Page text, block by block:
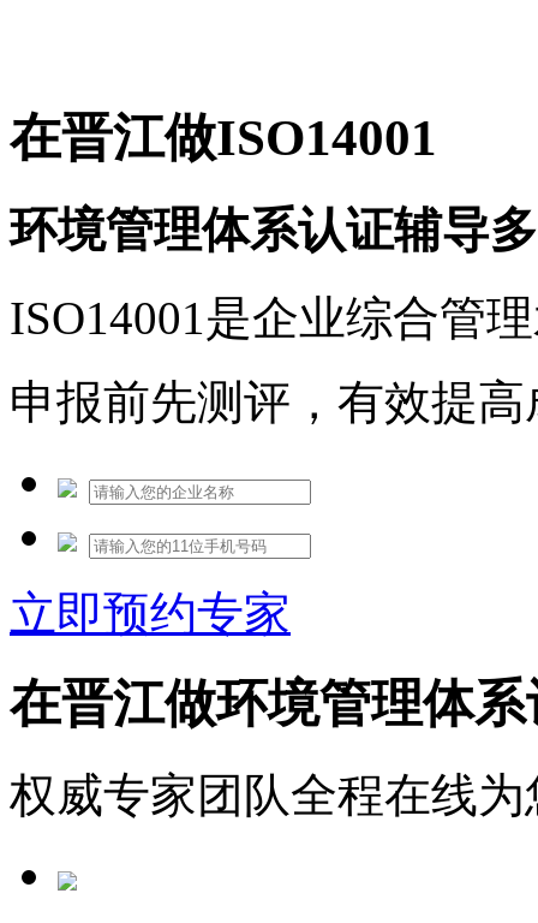
在晋江做ISO14001
环境管理体系认证辅导
ISO14001是企业综合管
申报前先测评，有效提
立即预约专家
在晋江做环境管理体
权威专家团队全程在线